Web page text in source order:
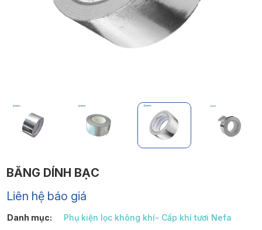
BĂNG DÍNH BẠC
Liên hệ báo giá
Danh mục:
Phụ kiện lọc không khí- Cấp khí tươi Nefa